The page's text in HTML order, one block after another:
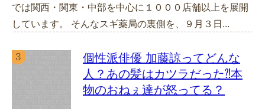
では関西・関東・中部を中心に１０００店舗以上を展開
しています。 そんなスギ薬局の裏側を、９月３日...
個性派俳優 加藤諒ってどんな
人？あの髪はカツラだった⁈本
物のおねぇ達が怒ってる？